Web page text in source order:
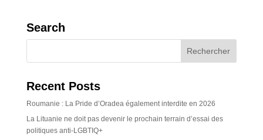
Search
Recent Posts
Roumanie : La Pride d’Oradea également interdite en 2026
La Lituanie ne doit pas devenir le prochain terrain d’essai des
politiques anti-LGBTIQ+